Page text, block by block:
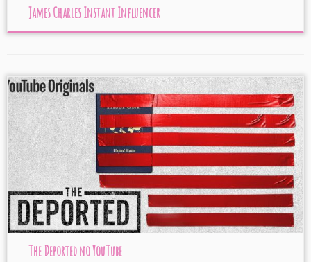
James Charles Instant Influencer
The Deported no YouTube